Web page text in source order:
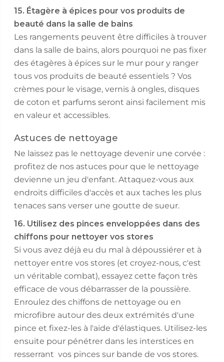
15. Étagère à épices pour vos produits de
beauté dans la salle de bains
Les rangements peuvent être difficiles à trouver
dans la salle de bains, alors pourquoi ne pas fixer
des étagères à épices sur le mur pour y ranger
tous vos produits de beauté essentiels ? Vos
crèmes pour le visage, vernis à ongles, disques
de coton et parfums seront ainsi facilement mis
en valeur et accessibles.
Astuces de nettoyage
Ne laissez pas le nettoyage devenir une corvée :
profitez de nos astuces pour que le nettoyage
devienne un jeu d'enfant. Attaquez-vous aux
endroits difficiles d'accès et aux taches les plus
tenaces sans verser une goutte de sueur.
16. Utilisez des pinces enveloppées dans des
chiffons pour nettoyer vos stores
Si vous avez déjà eu du mal à dépoussiérer et à
nettoyer entre vos stores (et croyez-nous, c'est
un véritable combat), essayez cette façon très
efficace de vous débarrasser de la poussière.
Enroulez des chiffons de nettoyage ou en
microfibre autour des deux extrémités d'une
pince et fixez-les à l'aide d'élastiques. Utilisez-les
ensuite pour pénétrer dans les interstices en
resserrant vos pinces sur bande de vos stores.